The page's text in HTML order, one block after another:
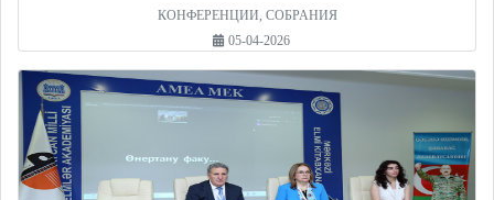
КОНФЕРЕНЦИИ, СОБРАНИЯ
05-04-2026